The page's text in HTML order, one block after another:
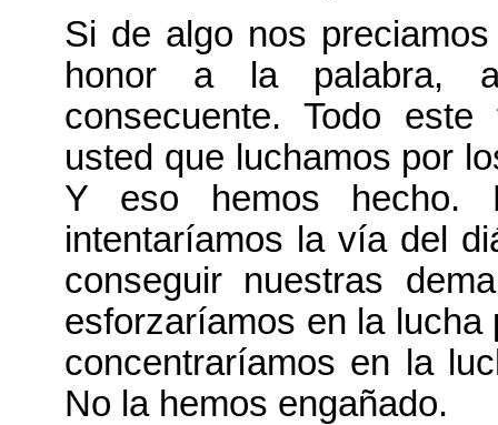
Si de algo nos
honor a la palabra,
consecuente. Todo
usted que luchamos por
Y eso hemos hecho.
intentaríamos la vía del
conseguir nuestras
esforzaríamos en la
concentraríamos en la
No la hemos engañado.